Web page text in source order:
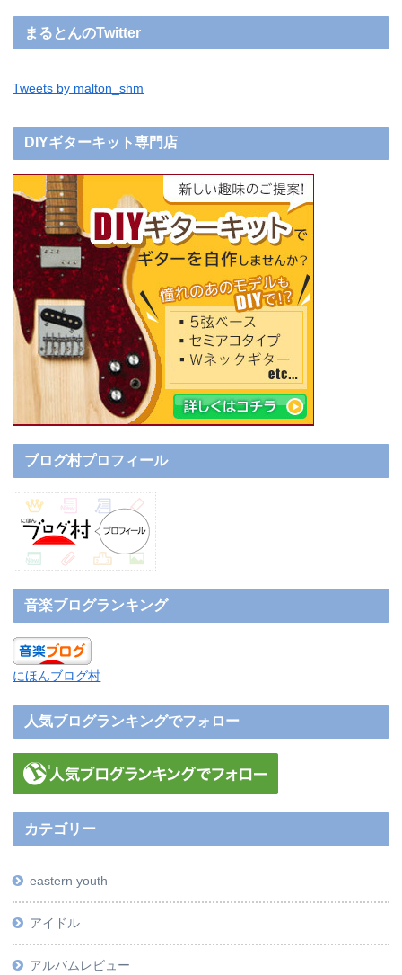
まるとんのTwitter
Tweets by malton_shm
DIYギターキット専門店
ブログ村プロフィール
音楽ブログランキング
にほんブログ村
人気ブログランキングでフォロー
カテゴリー
eastern youth
アイドル
アルバムレビュー